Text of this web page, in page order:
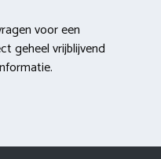
voor een
geheel vrijblijvend